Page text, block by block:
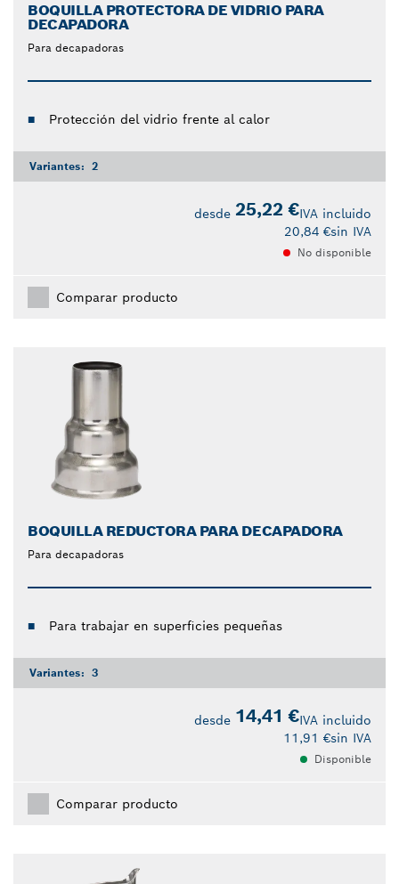
BOQUILLA PROTECTORA DE VIDRIO PARA
DECAPADORA
Para decapadoras
Protección del vidrio frente al calor
Variantes: 2
desde 25,22 €IVA incluido
20,84 €sin IVA
No disponible
Comparar producto
BOQUILLA REDUCTORA PARA DECAPADORA
Para decapadoras
Para trabajar en superficies pequeñas
Variantes: 3
desde 14,41 €IVA incluido
11,91 €sin IVA
Disponible
Comparar producto